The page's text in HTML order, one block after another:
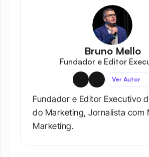
Bruno Mello
Fundador e Editor
Ver Autor
Fundador e Editor Executivo
do Marketing, Jornalista com
Marketing.